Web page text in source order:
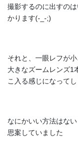
撮影するのに出すの
かります(-_-;)
それと、一眼レフが
大きなズームレンズ1
こ入る感じになって
なにかいい方法はな
思案していました